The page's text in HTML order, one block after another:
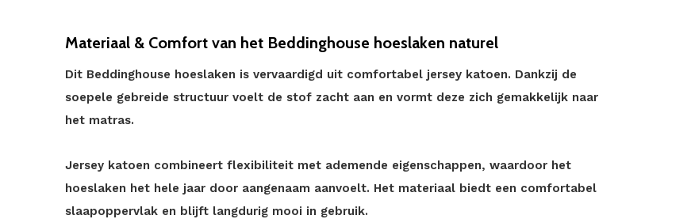
Materiaal & Comfort van het Beddinghouse hoeslaken naturel
Dit Beddinghouse hoeslaken is vervaardigd uit comfortabel jersey katoen. Dankzij de
soepele gebreide structuur voelt de stof zacht aan en vormt deze zich gemakkelijk naar
het matras.
Jersey katoen combineert flexibiliteit met ademende eigenschappen, waardoor het
hoeslaken het hele jaar door aangenaam aanvoelt. Het materiaal biedt een comfortabel
slaapoppervlak en blijft langdurig mooi in gebruik.